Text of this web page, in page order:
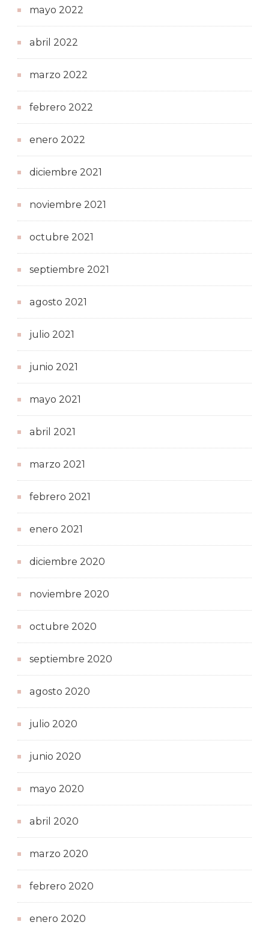
mayo 2022
abril 2022
marzo 2022
febrero 2022
enero 2022
diciembre 2021
noviembre 2021
octubre 2021
septiembre 2021
agosto 2021
julio 2021
junio 2021
mayo 2021
abril 2021
marzo 2021
febrero 2021
enero 2021
diciembre 2020
noviembre 2020
octubre 2020
septiembre 2020
agosto 2020
julio 2020
junio 2020
mayo 2020
abril 2020
marzo 2020
febrero 2020
enero 2020